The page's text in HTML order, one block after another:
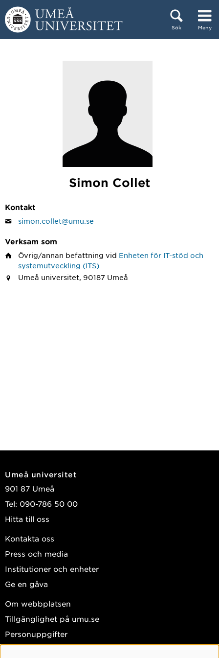
Hoppa direkt till innehållet
Sök Meny
Simon Collet
Kontakt
simon.collet@umu.se
Verksam som
Övrig/annan befattning vid Enheten för IT-stöd och
systemutveckling (ITS)
Umeå universitet, 90187 Umeå
Umeå universitet
901 87 Umeå
Tel: 090-786 50 00
Hitta till oss
Kontakta oss
Press och media
Institutioner och enheter
Ge en gåva
Om webbplatsen
Tillgänglighet på umu.se
Personuppgifter